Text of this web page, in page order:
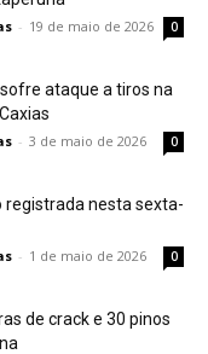
- 19 de maio de 2026 0
ataque a tiros na
- 3 de maio de 2026 0
nesta sexta-
- 1 de maio de 2026 0
de crack e 30 pinos